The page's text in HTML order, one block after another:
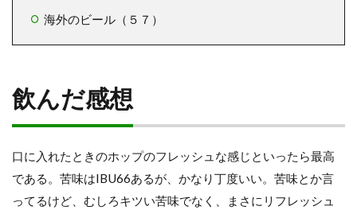
海外のビール（５７）
飲んだ感想
口に入れたときのホップのフレッシュな感じといったら最高
である。苦味はIBU66あるが、かなり丁度いい。苦味とか言
ってるけど、むしろキツい苦味でなく、まさにリフレッシュ